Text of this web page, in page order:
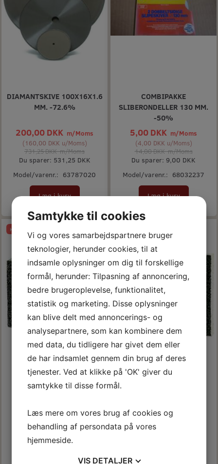
DIAMANTSKIVE 100X16X1.6
MM. -72.6%
200,00 DKK m/Moms
(160,00 DKK u/Moms)
731,25 DKKm/Moms
Du sparer: 531,25 DKK
Model/varenr.: 63787020
Læg i kurv
COMBIPAKKE
SLIBERONDELLER 130 MM.
-50%
5,00 DKK m/Moms
(4,00 DKK u/Moms)
14,00 DKKm/Moms
Du sparer: 9,00 DKK
Model/varenr.: 68032237
Læg i kurv
Køb 3+ og få 9% rabat
SLIBESVAMP 100*70*28
22,00 DKK m/Moms
17,60 DKKu/Moms)
Model/varenr.: 22060003
20,00 DKK
16,00 DKK
Samtykke til cookies
Vi og vores samarbejdspartnere bruger
teknologier, herunder cookies, til at
indsamle oplysninger om dig til forskellige
formål, herunder: Tilpasning af annoncering,
bedre brugeroplevelse, funktionalitet,
statistik og marketing. Disse oplysninger
kan blive delt med annoncerings- og
analysepartnere, som kan kombinere dem
med data, du tidligere har givet dem eller
de har indsamlet gennem din brug af deres
tjenester. Ved at klikke på 'OK' giver du
samtykke til disse formål.
Læs mere om vores brug af cookies og
behandling af persondata på vores
hjemmeside.
VIS DETALJER